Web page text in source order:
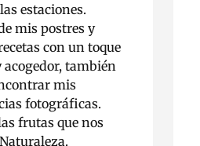
estaciones.
mis postres y
con un toque
también
mis
fotográficas.
frutas que nos